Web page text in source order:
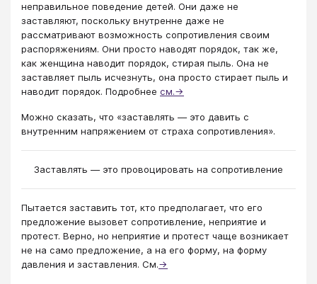
неправильное поведение детей. Они даже не
заставляют, поскольку внутренне даже не
рассматривают возможность сопротивления своим
распоряжениям. Они просто наводят порядок, так же,
как женщина наводит порядок, стирая пыль. Она не
заставляет пыль исчезнуть, она просто стирает пыль и
наводит порядок. Подробнее см.→
Можно сказать, что «заставлять — это давить с
внутренним напряжением от страха сопротивления».
Заставлять — это провоцировать на сопротивление
Пытается заставить тот, кто предполагает, что его
предложение вызовет сопротивление, неприятие и
протест. Верно, но неприятие и протест чаще возникает
не на само предложение, а на его форму, на форму
давления и заставления. См.→